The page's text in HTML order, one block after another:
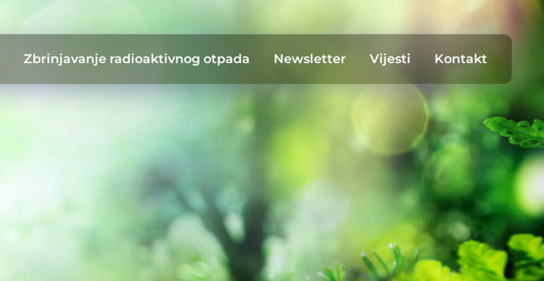
Zbrinjavanje radioaktivnog otpada Newsletter Vijesti Kontakt